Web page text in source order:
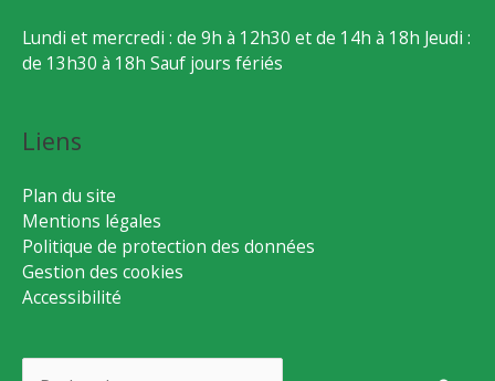
Lundi et mercredi : de 9h à 12h30 et de 14h à 18h Jeudi :
de 13h30 à 18h Sauf jours fériés
Liens
Plan du site
Mentions légales
Politique de protection des données
Gestion des cookies
Accessibilité